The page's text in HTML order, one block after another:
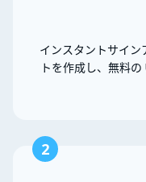
インスタントサイ
トを作成し、無料
2